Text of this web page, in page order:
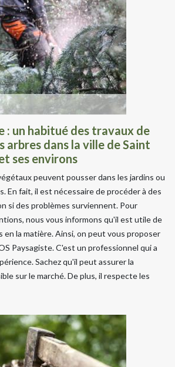
: un habitué des travaux de
arbres dans la ville de Saint
ses environs
peuvent pousser dans les jardins ou
En fait, il est nécessaire de procéder à des
si des problèmes surviennent. Pour
nous vous informons qu'il est utile de
la matière. Ainsi, on peut vous proposer
Paysagiste. C'est un professionnel qui a
Sachez qu'il peut assurer la
sur le marché. De plus, il respecte les